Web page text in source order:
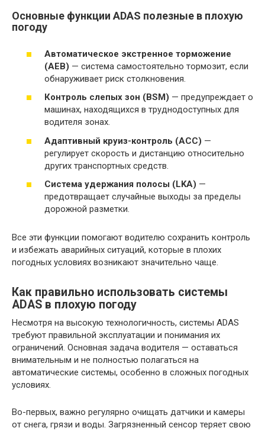
Основные функции ADAS полезные в плохую
погоду
Автоматическое экстренное торможение
(AEB) — система самостоятельно тормозит, если
обнаруживает риск столкновения.
Контроль слепых зон (BSM) — предупреждает о
машинах, находящихся в труднодоступных для
водителя зонах.
Адаптивный круиз-контроль (ACC) —
регулирует скорость и дистанцию относительно
других транспортных средств.
Система удержания полосы (LKA) —
предотвращает случайные выходы за пределы
дорожной разметки.
Все эти функции помогают водителю сохранить контроль
и избежать аварийных ситуаций, которые в плохих
погодных условиях возникают значительно чаще.
Как правильно использовать системы
ADAS в плохую погоду
Несмотря на высокую технологичность, системы ADAS
требуют правильной эксплуатации и понимания их
ограничений. Основная задача водителя — оставаться
внимательным и не полностью полагаться на
автоматические системы, особенно в сложных погодных
условиях.
Во-первых, важно регулярно очищать датчики и камеры
от снега, грязи и воды. Загрязненный сенсор теряет свою